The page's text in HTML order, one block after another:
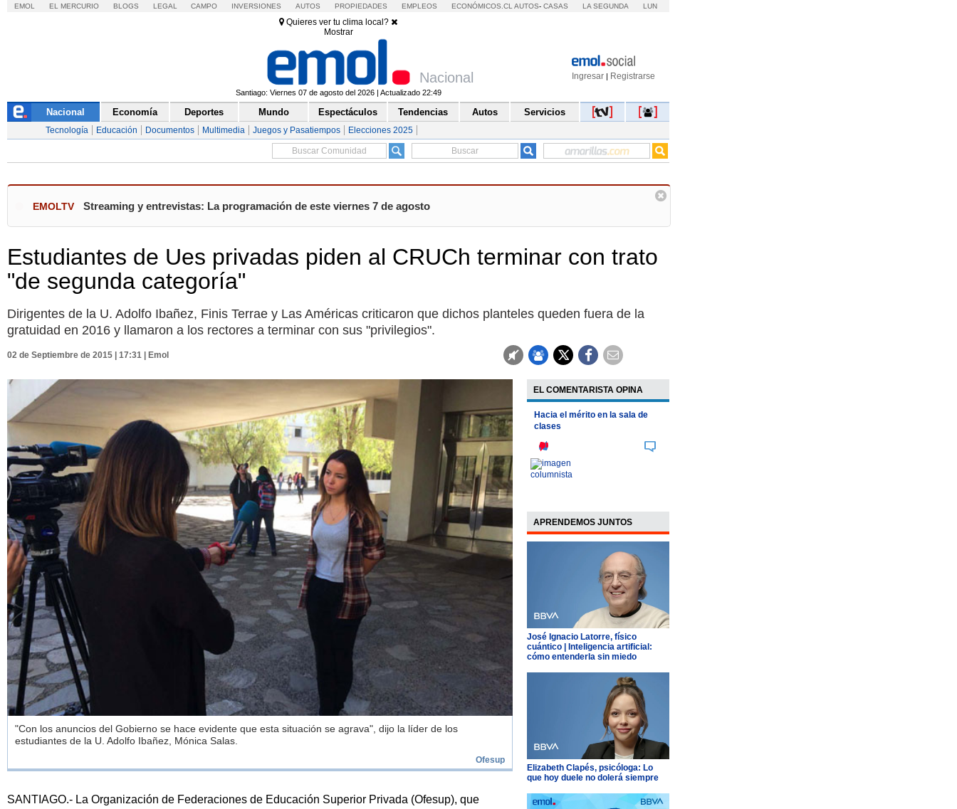
EMOL EL MERCURIO BLOGS LEGAL CAMPO INVERSIONES AUTOS PROPIEDADES EMPLEOS ECONÓMICOS.CL AUTOS- CASAS LA SEGUNDA LUN
Quieres ver tu clima local?
Mostrar
Ingresar | Registrarse
Nacional
Santiago: Viernes 07 de agosto del 2026 | Actualizado 22:49
Nacional Economía Deportes Mundo Espectáculos Tendencias Autos Servicios
Tecnología Educación Documentos Multimedia Juegos y Pasatiempos Elecciones 2025
EMOLTV Streaming y entrevistas: La programación de este viernes 7 de agosto
Estudiantes de Ues privadas piden al CRUCh terminar con trato
"de segunda categoría"
Dirigentes de la U. Adolfo Ibañez, Finis Terrae y Las Américas criticaron que dichos planteles queden fuera de la
gratuidad en 2016 y llamaron a los rectores a terminar con sus "privilegios".
02 de Septiembre de 2015 | 17:31 | Emol
"Con los anuncios del Gobierno se hace evidente que esta situación se agrava", dijo la líder de los
estudiantes de la U. Adolfo Ibañez, Mónica Salas.
Ofesup
SANTIAGO.- La Organización de Federaciones de Educación Superior Privada (Ofesup), que
EL COMENTARISTA OPINA
Hacia el mérito en la sala de
clases
APRENDEMOS JUNTOS
José Ignacio Latorre, físico
cuántico | Inteligencia artificial:
cómo entenderla sin miedo
Elizabeth Clapés, psicóloga: Lo
que hoy duele no dolerá siempre